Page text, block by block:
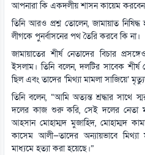
আপনারা কি একদলীয় শাসন কায়েম
তিনি আরও প্রশ্ন তোলেন, জামায়াত
লীগকে পুনর্বাসনের পথ তৈরি করবে কি না।
জামায়াতের শীর্ষ নেতাদের বিচার
ইসলাম। তিনি বলেন, দলটির সাবেক শীর্ষ
ছিল এবং তাদের ‘মিথ্যা মামলা সাজিয়ে’
তিনি বলেন, “আমি অত্যন্ত শ্রদ্ধার সাথে
দলের কাজ শুরু করি, সেই দলের নেতা
আহসান মোহাম্মদ মুজাহিদ, মোহাম্মদ
কাসেম আলী—তাদের অন্যায়ভাবে মিথ্যা
মাধ্যমে হত্যা করা হয়েছে।”